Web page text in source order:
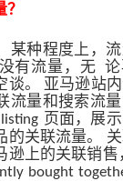
某种程度上，
有流量，无
。
亚马逊站
流量和搜索流量
listing 页面，展
的关联流量。
上的关联销售
bought